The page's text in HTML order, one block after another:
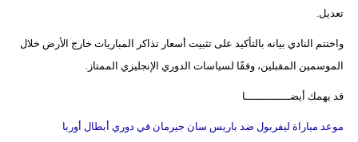
تعديل.
واختتم النادي بيانه بالتأكيد على تثبيت أسعار تذاكر المباريات خارج الأرض خلال
الموسمين المقبلين، وفقًا لسياسات الدوري الإنجليزي الممتاز.
قد يهمك أيضــــــــــــــا
موعد مباراة ليفربول ضد باريس سان جيرمان في دوري أبطال أوربا